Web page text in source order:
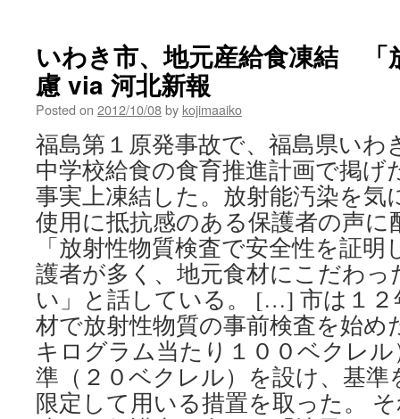
い
わ
伊
藤
江
梨
via
47News
いわき市、地元産給食凍結 「
慮 via 河北新報
Posted on 2012/10/08by kojimaaiko
福島第１原発事故で、福島県いわ
中学校給食の食育推進計画で掲げ
事実上凍結した。放射能汚染を気
使用に抵抗感のある保護者の声に
「放射性物質検査で安全性を証
護者が多く、地元食材にこだわ
い」と話している。 […] 市は１２
材で放射性物質の事前検査を始め
キログラム当たり１００ベクレ
準（２０ベクレル）を設け、基
限定して用いる措置を取った。